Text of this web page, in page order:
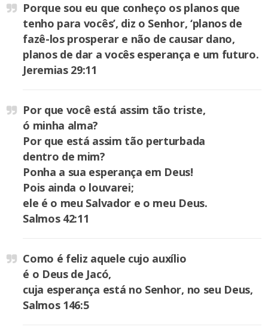
Porque sou eu que conheço os planos que
tenho para vocês’, diz o Senhor, ‘planos de
fazê-los prosperar e não de causar dano,
planos de dar a vocês esperança e um futuro.
Jeremias 29:11
Por que você está assim tão triste,
ó minha alma?
Por que está assim tão perturbada
dentro de mim?
Ponha a sua esperança em Deus!
Pois ainda o louvarei;
ele é o meu Salvador e o meu Deus.
Salmos 42:11
Como é feliz aquele cujo auxílio
é o Deus de Jacó,
cuja esperança está no Senhor, no seu Deus,
Salmos 146:5